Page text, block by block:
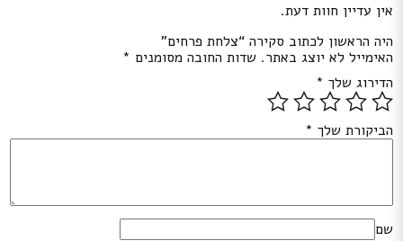
אין עדיין חוות דעת.
היה הראשון לכתוב סקירה “צלחת פרחים”
האימייל לא יוצג באתר. שדות החובה מסומנים *
הדירוג שלך *
הביקורת שלך *
שם